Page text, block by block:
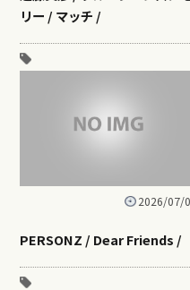
リー / マッチ /
2026/07/
PERSONZ / Dear Friends /